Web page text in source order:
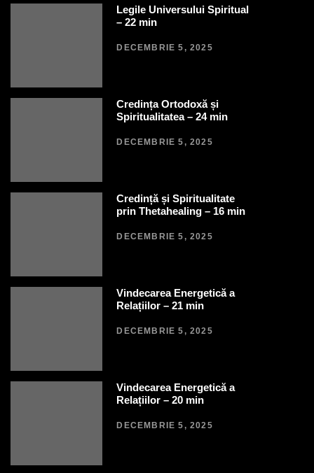
Legile Universului Spiritual
– 22 min
DECEMBRIE 5, 2025
Credința Ortodoxă și
Spiritualitatea – 24 min
DECEMBRIE 5, 2025
Credință și Spiritualitate
prin Thetahealing – 16 min
DECEMBRIE 5, 2025
Vindecarea Energetică a
Relațiilor – 21 min
DECEMBRIE 5, 2025
Vindecarea Energetică a
Relațiilor – 20 min
DECEMBRIE 5, 2025